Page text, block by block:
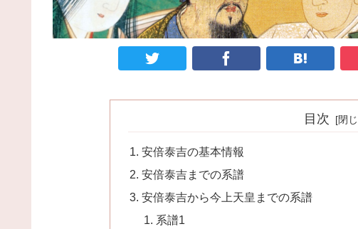
目次
安倍泰吉の基本情報
安倍泰吉までの系譜
安倍泰吉から今上天皇までの系譜
系譜1